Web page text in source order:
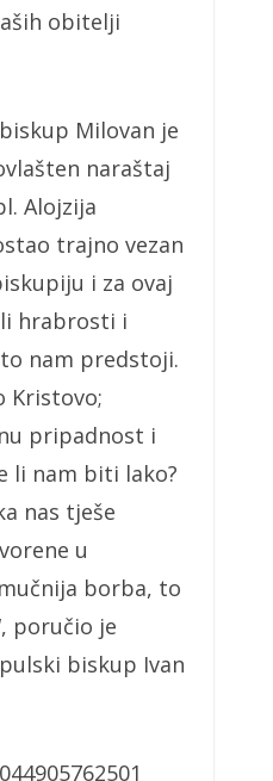
obitelji
Milovan je
naraštaj
Alojzija
trajno vezan
i za ovaj
hrabrosti i
nam predstoji.
Kristovo;
pripadnost i
li nam biti lako?
nas tješe
u
borba, to
poručio je
biskup Ivan